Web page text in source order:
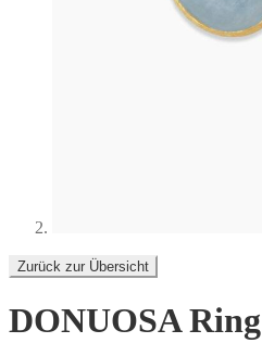
Zurück zur Übersicht
DONUOSA Ring